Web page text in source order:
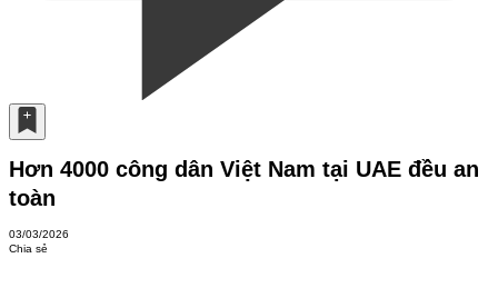
Hơn 4000 công dân Việt Nam tại UAE đều an
toàn
03/03/2026
Chia sẻ